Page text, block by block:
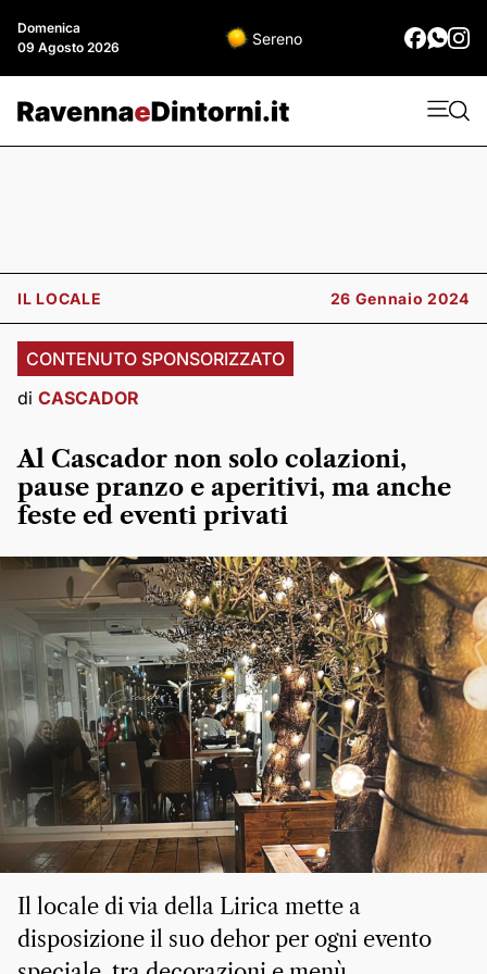
Domenica
09 Agosto 2026
Sereno
IL LOCALE 26 Gennaio 2024
CONTENUTO SPONSORIZZATO
di CASCADOR
Al Cascador non solo colazioni,
pause pranzo e aperitivi, ma anche
feste ed eventi privati
Il locale di via della Lirica mette a
disposizione il suo dehor per ogni evento